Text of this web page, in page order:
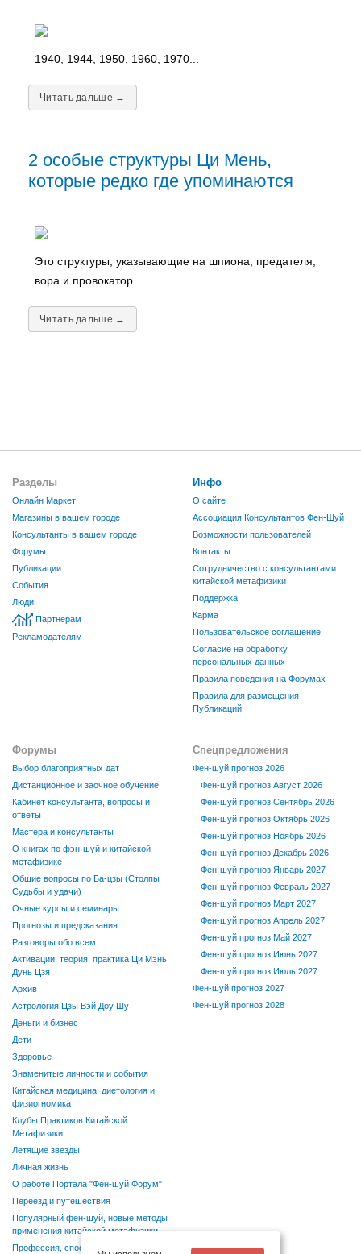
1940, 1944, 1950, 1960, 1970...
Читать дальше →
2 особые структуры Ци Мень,
которые редко где упоминаются
Это структуры, указывающие на шпиона, предателя,
вора и провокатор...
Читать дальше →
Разделы
Онлайн Маркет
Магазины в вашем городе
Консультанты в вашем городе
Форумы
Публикации
События
Люди
Партнерам
Рекламодателям
Инфо
О сайте
Ассоциация Консультантов Фен-Шуй
Возможности пользователей
Контакты
Сотрудничество с консультантами
китайской метафизики
Поддержка
Карма
Пользовательское соглашение
Согласие на обработку
персональных данных
Правила поведения на Форумах
Правила для размещения
Публикаций
Форумы
Выбор благоприятных дат
Дистанционное и заочное обучение
Кабинет консультанта, вопросы и
ответы
Мастера и консультанты
О книгах по фэн-шуй и китайской
метафизике
Общие вопросы по Ба-цзы (Столпы
Судьбы и удачи)
Очные курсы и семинары
Прогнозы и предсказания
Разговоры обо всем
Активации, теория, практика Ци Мэнь
Дунь Цзя
Архив
Астрология Цзы Вэй Доу Шу
Деньги и бизнес
Дети
Здоровье
Знаменитые личности и события
Китайская медицина, диетология и
физиогномика
Клубы Практиков Китайской
Метафизики
Летящие звезды
Личная жизнь
О работе Портала "Фен-шуй Форум"
Переезд и путешествия
Популярный фен-шуй, новые методы
применения китайской метафизики
Профессия, способности, хобби
Спецпредложения
Фен-шуй прогноз 2026
Фен-шуй прогноз Август 2026
Фен-шуй прогноз Сентябрь 2026
Фен-шуй прогноз Октябрь 2026
Фен-шуй прогноз Ноябрь 2026
Фен-шуй прогноз Декабрь 2026
Фен-шуй прогноз Январь 2027
Фен-шуй прогноз Февраль 2027
Фен-шуй прогноз Март 2027
Фен-шуй прогноз Апрель 2027
Фен-шуй прогноз Май 2027
Фен-шуй прогноз Июнь 2027
Фен-шуй прогноз Июль 2027
Фен-шуй прогноз 2027
Фен-шуй прогноз 2028